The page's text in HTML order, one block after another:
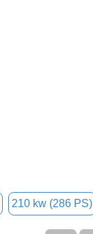
210 kw (286 PS)